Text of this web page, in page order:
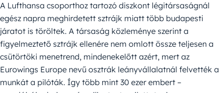
A Lufthansa csoporthoz tartozó diszkont légitársaságnál
egész napra meghirdetett sztrájk miatt több budapesti
járatot is töröltek. A társaság közleménye szerint a
figyelmeztető sztrájk ellenére nem omlott össze teljesen a
csütörtöki menetrend, mindenekelőtt azért, mert az
Eurowings Europe nevű osztrák leányvállalatnál felvették a
munkát a pilóták. Így több mint 30 ezer embert –